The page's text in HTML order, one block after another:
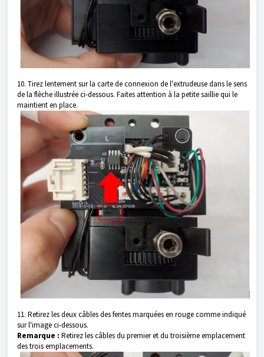
10. Tirez lentement sur la carte de connexion de l'extrudeuse dans le sens
de la flèche illustrée ci-dessous. Faites attention à la petite saillie qui le
maintient en place.
11. Retirez les deux câbles des fentes marquées en rouge comme indiqué
sur l'image ci-dessous.
Remarque : Retirez les câbles du premier et du troisième emplacement
des trois emplacements.